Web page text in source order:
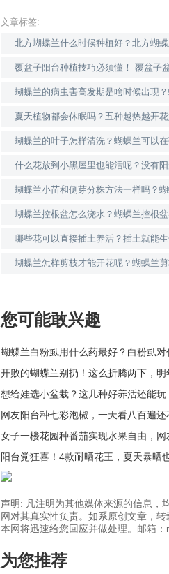
文章标签:
北方蝴蝶兰什么时候种植好？北方蝴
覆盆子阳台种植技巧必须懂！ 覆盆子
蝴蝶兰的病虫害高发期是啥时候出现
夏天植物都会休眠吗？五种越热越开
蝴蝶兰的叶子怎样清洗？蝴蝶兰可以
什么花放到小黑屋里也能活呢？没有
蝴蝶兰小苗和侧芽分株方法一样吗？
蝴蝶兰控根盆怎么浇水？蝴蝶兰控根
哪些花可以直接插土养活？插土就能
蝴蝶兰怎样剪枝才能开花呢？蝴蝶兰
您可能敢兴趣
蝴蝶兰白粉虱用什么药最好？白粉虱
开败的蝴蝶兰别扔！这么折腾两下，明
想给娃选小盆栽？这几种好养活还能玩
网友阳台种七彩泡椒，一天看八百遍
女子一楼花园种番茄实现水果自由，网
阳台党狂喜！4款耐晒花王，夏天暴晒
声明: 凡注明为其他媒体来源的信息，
网对其真实性负责。如系原创文章，
本网将迅速给您回应并做处理。邮箱
为您推荐